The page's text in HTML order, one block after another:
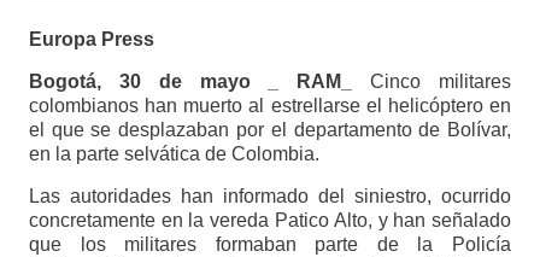
Europa Press
Bogotá, 30 de mayo _ RAM_Cinco militares
colombianos han muerto al estrellarse el helicóptero en
el que se desplazaban por el departamento de Bolívar,
en la parte selvática de Colombia.
Las autoridades han informado del siniestro, ocurrido
concretamente en la vereda Patico Alto, y han señalado
que los militares formaban parte de la Policía